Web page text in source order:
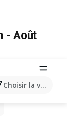
des Choisir la ville
- Août